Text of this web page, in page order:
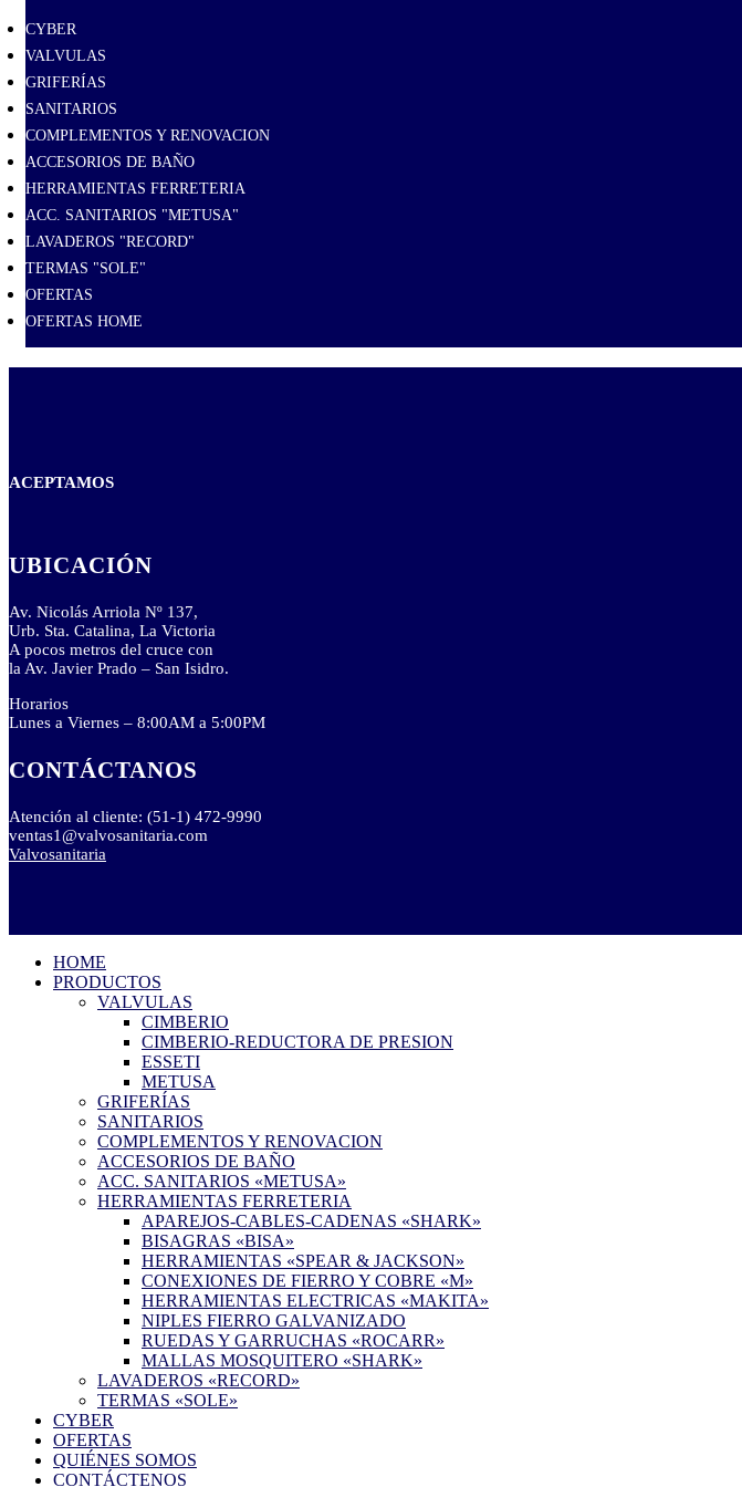
CYBER
VALVULAS
GRIFERÍAS
SANITARIOS
COMPLEMENTOS Y RENOVACION
ACCESORIOS DE BAÑO
HERRAMIENTAS FERRETERIA
ACC. SANITARIOS "METUSA"
LAVADEROS "RECORD"
TERMAS "SOLE"
OFERTAS
OFERTAS HOME
ACEPTAMOS
UBICACIÓN
Av. Nicolás Arriola Nº 137,
Urb. Sta. Catalina, La Victoria
A pocos metros del cruce con
la Av. Javier Prado – San Isidro.
Horarios
Lunes a Viernes – 8:00AM a 5:00PM
CONTÁCTANOS
Atención al cliente: (51-1) 472-9990
ventas1@valvosanitaria.com
Valvosanitaria
HOME
PRODUCTOS
VALVULAS
CIMBERIO
CIMBERIO-REDUCTORA DE PRESION
ESSETI
METUSA
GRIFERÍAS
SANITARIOS
COMPLEMENTOS Y RENOVACION
ACCESORIOS DE BAÑO
ACC. SANITARIOS «METUSA»
HERRAMIENTAS FERRETERIA
APAREJOS-CABLES-CADENAS «SHARK»
BISAGRAS «BISA»
HERRAMIENTAS «SPEAR & JACKSON»
CONEXIONES DE FIERRO Y COBRE «M»
HERRAMIENTAS ELECTRICAS «MAKITA»
NIPLES FIERRO GALVANIZADO
RUEDAS Y GARRUCHAS «ROCARR»
MALLAS MOSQUITERO «SHARK»
LAVADEROS «RECORD»
TERMAS «SOLE»
CYBER
OFERTAS
QUIÉNES SOMOS
CONTÁCTENOS